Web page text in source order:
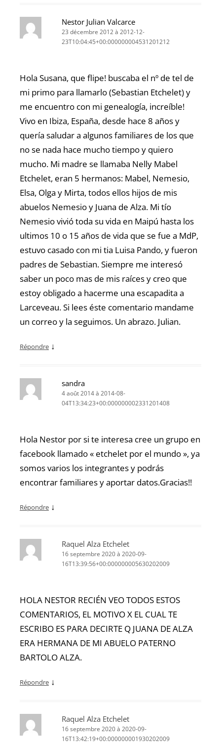
Nestor Julian Valcarce
23 décembre 2012 à 2012-12-
23T10:04:45+00:000000004531201212
Hola Susana, que flipe! buscaba el nº de tel de
mi primo para llamarlo (Sebastian Etchelet) y
me encuentro con mi genealogía, increíble!
Vivo en Ibiza, España, desde hace 8 años y
quería saludar a algunos familiares de los que
no se nada hace mucho tiempo y quiero
mucho. Mi madre se llamaba Nelly Mabel
Etchelet, eran 5 hermanos: Mabel, Nemesio,
Elsa, Olga y Mirta, todos ellos hijos de mis
abuelos Nemesio y Juana de Alza. Mi tío
Nemesio vivió toda su vida en Maipú hasta los
ultimos 10 o 15 años de vida que se fue a MdP,
estuvo casado con mi tia Luisa Pando, y fueron
padres de Sebastian. Siempre me interesó
saber un poco mas de mis raíces y creo que
estoy obligado a hacerme una escapadita a
Larceveau. Si lees éste comentario mandame
un correo y la seguimos. Un abrazo. Julian.
Répondre ↓
sandra
4 août 2014 à 2014-08-
04T13:34:23+00:000000002331201408
Hola Nestor por si te interesa cree un grupo en
facebook llamado « etchelet por el mundo », ya
somos varios los integrantes y podrás
encontrar familiares y aportar datos.Gracias!!
Répondre ↓
Raquel Alza Etchelet
16 septembre 2020 à 2020-09-
16T13:39:56+00:000000005630202009
HOLA NESTOR RECIÉN VEO TODOS ESTOS
COMENTARIOS, EL MOTIVO X EL CUAL TE
ESCRIBO ES PARA DECIRTE Q JUANA DE ALZA
ERA HERMANA DE MI ABUELO PATERNO
BARTOLO ALZA.
Répondre ↓
Raquel Alza Etchelet
16 septembre 2020 à 2020-09-
16T13:42:19+00:000000001930202009